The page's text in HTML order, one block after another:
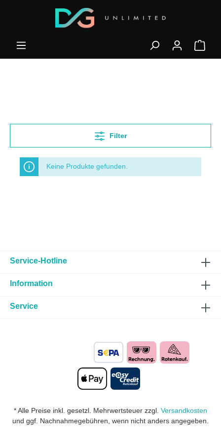
Filter
Keine Produkte gefunden.
Service-Hotline
Information
Service
* Alle Preise inkl. gesetzl. Mehrwertsteuer zzgl. Versandkosten
und ggf. Nachnahmegebühren, wenn nicht anders angegeben.